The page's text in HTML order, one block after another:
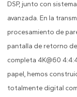
DSP, junto con
avanzada. En la
procesamiento de
pantalla de retorno
completa 4K@60
papel, hemos
totalmente digital